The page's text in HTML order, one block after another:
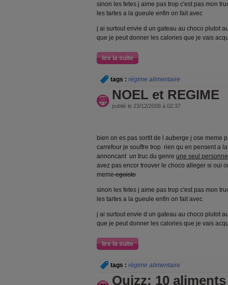
sinon les fetes j aime pas trop c'est pas mon
les tartes a la gueule enfin on fait avec
j ai surtout envie d un gateau au choco plutot
que je peut donner les calories que je vais
lire la suite
tags : régime alimentaire
NOEL et REGIME
publié le 23/12/2008 à 02:37
bien on es pas sortit de l auberge j ose meme
carrefour je souffre trop rien qu en pensent a
annoncant un truc du genre une seul
avez pas encor trouver le choco alleger si oui
memeegoiste
sinon les fetes j aime pas trop c'est pas mon
les tartes a la gueule enfin on fait avec
j ai surtout envie d un gateau au choco plutot
que je peut donner les calories que je vais
lire la suite
tags : régime alimentaire
Quizz: 10